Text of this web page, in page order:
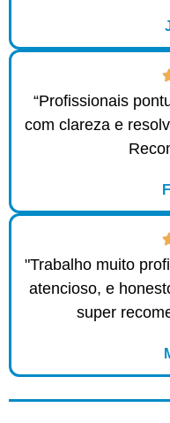
“Profissionais
com clareza e
"Trabalho muito
atencioso, e
super